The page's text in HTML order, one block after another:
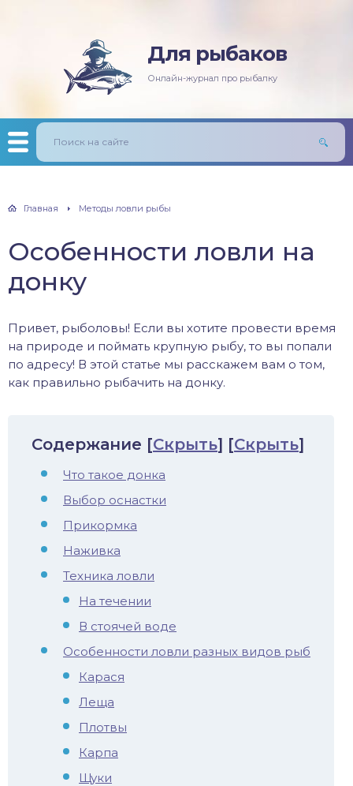
Для рыбаков
Онлайн-журнал про рыбалку
Главная Методы ловли рыбы
Особенности ловли на
донку
Привет, рыболовы! Если вы хотите провести время
на природе и поймать крупную рыбу, то вы попали
по адресу! В этой статье мы расскажем вам о том,
как правильно рыбачить на донку.
Содержание [Скрыть] [Скрыть]
Что такое донка
Выбор оснастки
Прикормка
Наживка
Техника ловли
На течении
В стоячей воде
Особенности ловли разных видов рыб
Карася
Леща
Плотвы
Карпа
Щуки
рыбалка
рыбалкаснасть
и донки
билет